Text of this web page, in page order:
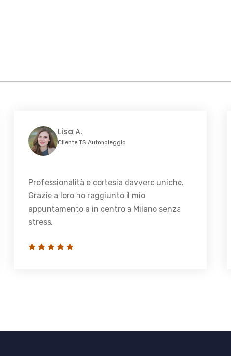
Lisa A.
Cliente TS Autonoleggio
Professionalità e cortesia davvero uniche.
Grazie a loro ho raggiunto il mio
appuntamento a in centro a Milano senza
stress.